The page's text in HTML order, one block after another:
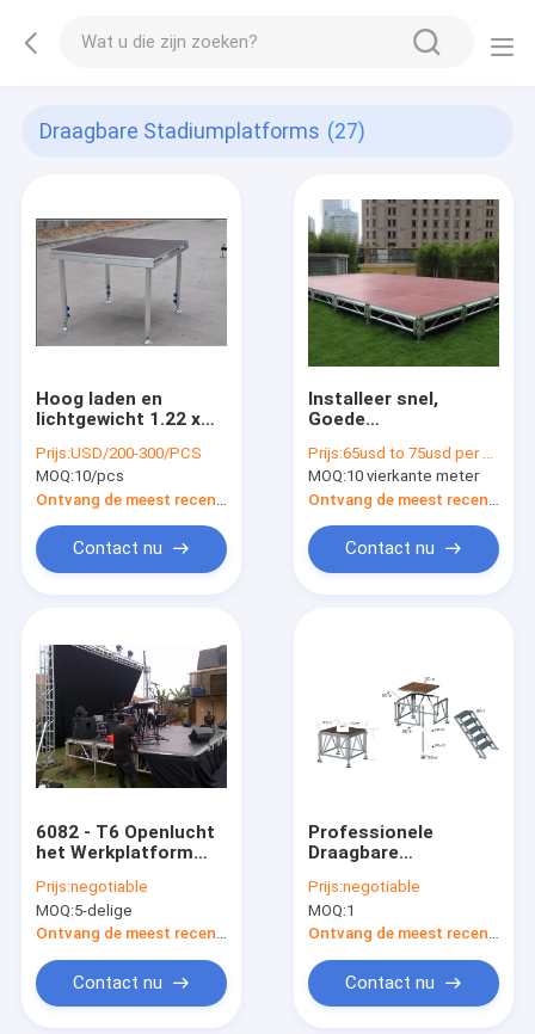
Draagbare Stadiumplatforms (27)
Hoog laden en
lichtgewicht 1.22 x
antislip waterdichte
podiumplatforms
met verschillende
hoogte
Prijs:USD/200-300/PCS
MOQ:10/pcs
Contact nu
Installeer snel,
Goede
het Bruine Rode
Draagbare Stadium
van het
Aluminiumtriplex
Prijs:65usd to 75usd per square meter
MOQ:10 vierkante meter
Contact nu
6082 - T6 Openlucht
het Werkplatform
Triplexaluminium
met Ladder
Prijs:negotiable
MOQ:5-delige
Contact nu
Professionele
Draagbare
die Stadium met
18mm Triplex
vouwen
Prijs:negotiable
MOQ:1
Contact nu